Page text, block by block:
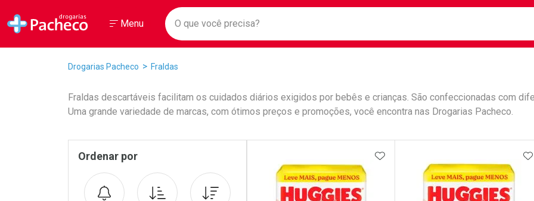
Drogarias Pacheco
Ir direto para a home
pela página
Ir direto para o conteúdo
Ir direto para a ajuda
Ir direto para o carrinho
Ir direto para o menu
Faça a sua busca
O que você precisa?
Menu
Abrir ou Fechar
Menu
Breadcrumb
Drogarias Pacheco Fraldas
Fraldas descartáveis facilitam os cuidados diários exigidos por bebês e crianças. São confeccionadas com
Uma grande variedade de marcas, com ótimos preços e promoções, você encontra nas Drogarias Pacheco.
Promoções em Destaque ADICIONAR AOS FAVORITOS
Sidebar
Ordenar por